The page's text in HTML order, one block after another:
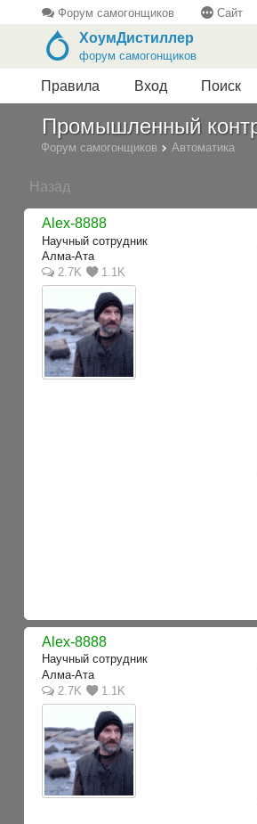
Форум самогонщиков Сайт
ХоумДистиллер
форум самогонщиков
Правила Вход Поиск
Промышленный
Форум самогонщиков Автоматика
Назад
Alex-8888
Научный сотрудник
Алма-Ата
2.7K
1.1K
Alex-8888
Научный сотрудник
Алма-Ата
2.7K
1.1K